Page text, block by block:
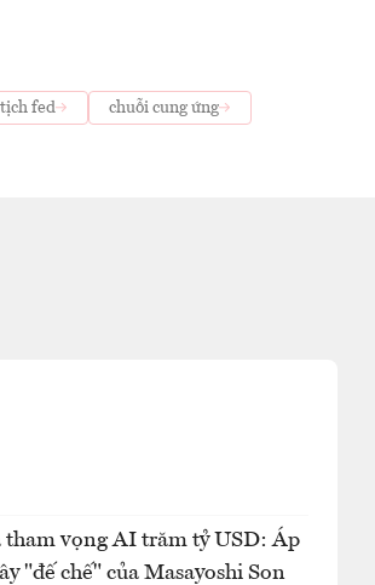
fed
chuỗi cung ứng
tham vọng AI trăm tỷ USD: Áp
"đế chế" của Masayoshi Son